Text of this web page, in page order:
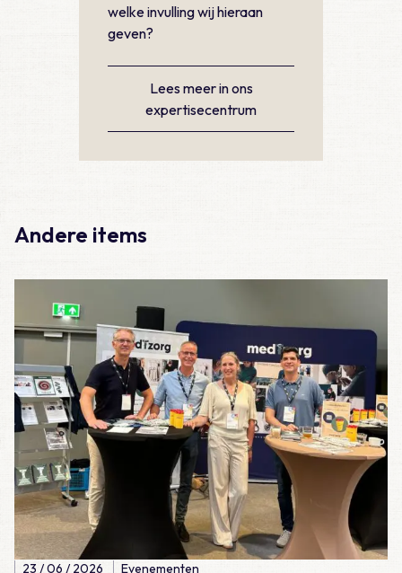
welke invulling wij hieraan
geven?
Lees meer in ons
expertisecentrum
Andere items
23 / 06 / 2026 Evenementen